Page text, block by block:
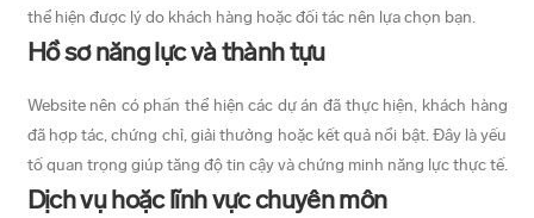
thể hiện được lý do khách hàng hoặc đối tác nên lựa chọn bạn.
Hồ sơ năng lực và thành tựu
Website nên có phần thể hiện các dự án đã thực hiện, khách hàng
đã hợp tác, chứng chỉ, giải thưởng hoặc kết quả nổi bật. Đây là yếu
tố quan trọng giúp tăng độ tin cậy và chứng minh năng lực thực tế.
Dịch vụ hoặc lĩnh vực chuyên môn